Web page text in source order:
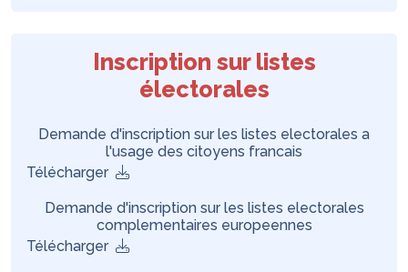
Inscription sur listes
électorales
Demande d'inscription sur les listes electorales a
l'usage des citoyens francais
Télécharger
Demande d'inscription sur les listes electorales
complementaires europeennes
Télécharger